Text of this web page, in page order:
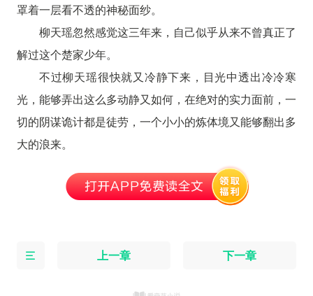
罩着一层看不透的神秘面纱。
柳天瑶忽然感觉这三年来，自己似乎从来不曾真正了
解过这个楚家少年。
不过柳天瑶很快就又冷静下来，目光中透出冷冷寒
光，能够弄出这么多动静又如何，在绝对的实力面前，一
切的阴谋诡计都是徒劳，一个小小的炼体境又能够翻出多
大的浪来。
上一章 下一章